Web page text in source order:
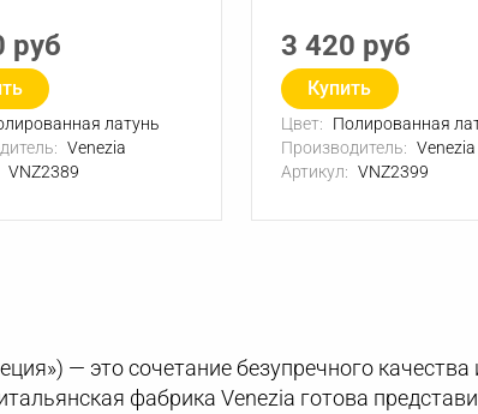
руб
латунь
Venezia
VNZ2389
3 420 руб
Купить
Цвет:
Полированная
Производитель: Venezia
Артикул: VNZ2399
— это сочетание безупречного
фабрика Venezia готова